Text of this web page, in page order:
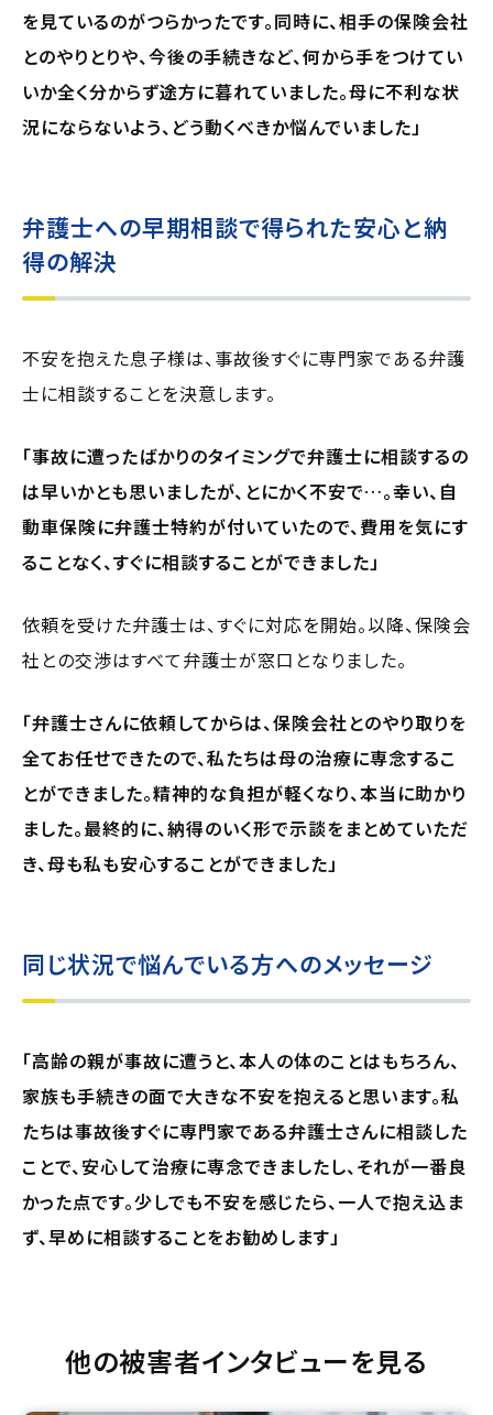
を見ているのがつらかったです。同時に、相手の保険会社
とのやりとりや、今後の手続きなど、何から手をつけてい
いか全く分からず途方に暮れていました。母に不利な状
況にならないよう、どう動くべきか悩んでいました」
弁護士への早期相談で得られた安心と納
得の解決
不安を抱えた息子様は、事故後すぐに専門家である弁護
士に相談することを決意します。
「事故に遭ったばかりのタイミングで弁護士に相談するの
は早いかとも思いましたが、とにかく不安で…。幸い、自
動車保険に弁護士特約が付いていたので、費用を気にす
ることなく、すぐに相談することができました」
依頼を受けた弁護士は、すぐに対応を開始。以降、保険会
社との交渉はすべて弁護士が窓口となりました。
「弁護士さんに依頼してからは、保険会社とのやり取りを
全てお任せできたので、私たちは母の治療に専念するこ
とができました。精神的な負担が軽くなり、本当に助かり
ました。最終的に、納得のいく形で示談をまとめていただ
き、母も私も安心することができました」
同じ状況で悩んでいる方へのメッセージ
「高齢の親が事故に遭うと、本人の体のことはもちろん、
家族も手続きの面で大きな不安を抱えると思います。私
たちは事故後すぐに専門家である弁護士さんに相談した
ことで、安心して治療に専念できましたし、それが一番良
かった点です。少しでも不安を感じたら、一人で抱え込ま
ず、早めに相談することをお勧めします」
他の被害者インタビューを見る